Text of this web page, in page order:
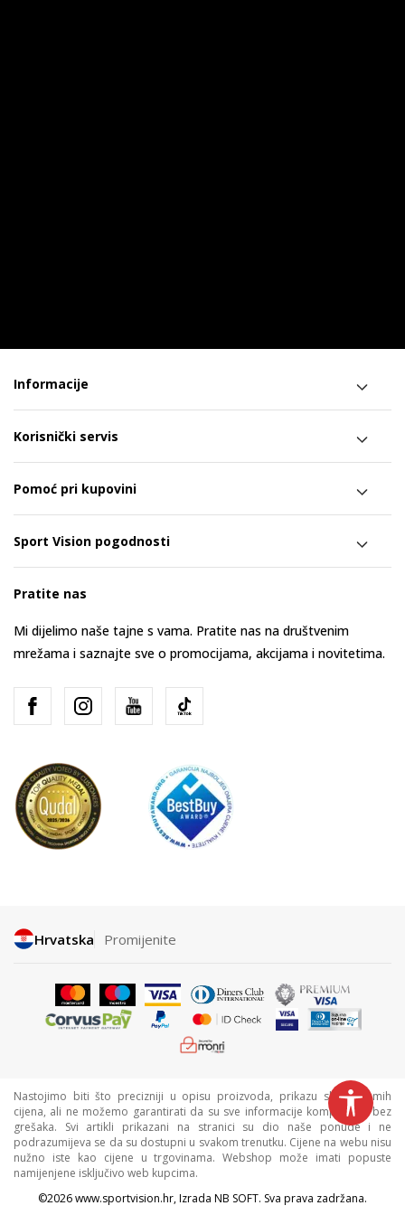
Informacije
Korisnički servis
Pomoć pri kupovini
Sport Vision pogodnosti
Pratite nas
Mi dijelimo naše tajne s vama. Pratite nas na društvenim
mrežama i saznajte sve o promocijama, akcijama i novitetima.
Hrvatska Promijenite
Nastojimo biti što precizniji u opisu proizvoda, prikazu slika i samih
cijena, ali ne možemo garantirati da su sve informacije kompletne i bez
grešaka. Svi artikli prikazani na stranici su dio naše ponude i ne
podrazumijeva se da su dostupni u svakom trenutku. Cijene na webu nisu
nužno iste kao cijene u trgovinama. Webshop može imati popuste
namijenjene isključivo web kupcima.
©2026www.sportvision.hr, Izrada NB SOFT. Sva prava zadržana.